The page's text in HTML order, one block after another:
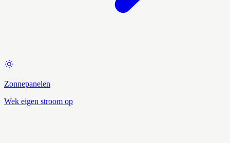
Zonnepanelen
Wek eigen stroom op